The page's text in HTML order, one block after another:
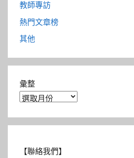
教師專訪
熱門文章榜
其他
彙整
【聯絡我們】